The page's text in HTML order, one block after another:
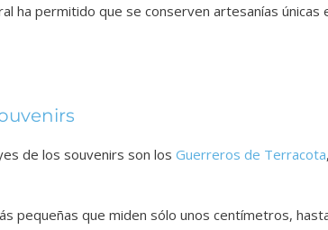
ha permitido que se conserven artesanías únicas
de los souvenirs son los Guerreros de Terracota
pequeñas que miden sólo unos centímetros,